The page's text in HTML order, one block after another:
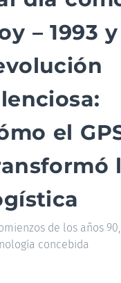
– 1993
el
de los años
concebida